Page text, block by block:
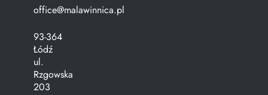
office@malawinnica.pl
93-364
Łódź
ul.
Rzgowska
203